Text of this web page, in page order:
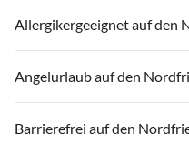
Allergikergeeignet auf den
Angelurlaub auf den
Barrierefrei auf den